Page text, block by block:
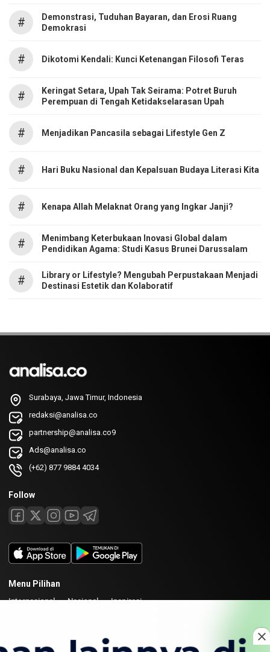
#
Demonstrasi, Tuduhan Bayaran, dan Erosi Ruang
Demokrasi
# Dikotomi Kendali: Kunci Ketenangan Filosofi Teras
#
Keringat Setara, Upah Tak Seirama: Potret Buruh
Perempuan di Tengah Ketidakselarasan Upah
# Menjadikan Pancasila sebagai Lifestyle Gen Z
# Hari Buku Nasional dan Kepalsuan Budaya Literasi Kita
# Kenapa Allah Melaknat Orang yang Ingkar Janji?
#
Menimbang Keterbukaan Inovasi Global dalam
Pendidikan Agama: Studi Kasus Brunei Darussalam
#
Library or Lifestyle? Mengubah Perpustakaan Menjadi
Destinasi Estetik dan Kolaboratif
Surabaya, Jawa Timur, Indonesia
redaksi@analisa.co
partnership@analisa.co9
Ads@analisa.co
(+62) 877 9884 4034
Follow
Menu Pilihan
Internasional Nasional Inspirasi
Redaksi Kirim Karya